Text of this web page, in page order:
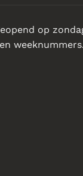
op
weeknummers.